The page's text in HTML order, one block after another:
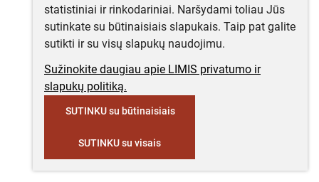
statistiniai ir rinkodariniai. Naršydami toliau Jūs
sutinkate su būtinaisiais slapukais. Taip pat galite
sutikti ir su visų slapukų naudojimu.
Sužinokite daugiau apie LIMIS privatumo ir
slapukų politiką.
SUTINKU su būtinaisiais
SUTINKU su visais